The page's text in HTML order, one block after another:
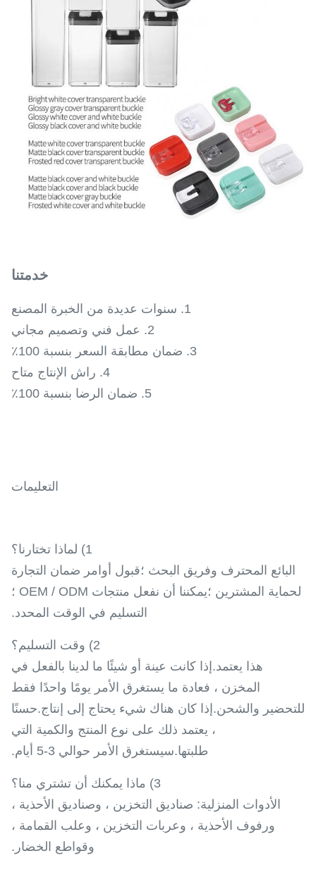
خدمتنا
1. سنوات عديدة من الخبرة المصنع
2. عمل فني وتصميم مجاني
3. ضمان مطابقة السعر بنسبة 100٪
4. راش الإنتاج متاح
5. ضمان الرضا بنسبة 100٪
التعليمات
1) لماذا تختارنا؟
البائع المحترف وفريق البحث ؛قبول أوامر ضمان التجارة
لحماية المشترين ؛يمكننا أن نفعل منتجات OEM / ODM ؛
التسليم في الوقت المحدد.
2) وقت التسليم؟
هذا يعتمد.إذا كانت عينة أو شيئًا ما لدينا بالفعل في
المخزن ، فعادة ما يستغرق الأمر يومًا واحدًا فقط
للتحضير والشحن.إذا كان هناك شيء يحتاج إلى إنتاج.حسنًا
، يعتمد ذلك على نوع المنتج والكمية التي
طلبتها.سيستغرق الأمر حوالي 3-5 أيام.
3) ماذا يمكنك أن تشتري منا؟
الأدوات المنزلية: صناديق التخزين ، وصناديق الأحذية ،
ورفوف الأحذية ، وعربات التخزين ، وعلب القمامة ،
وقواطع الخضار.